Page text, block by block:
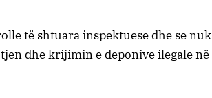
të shtuara inspektuese dhe se nuk
dhe krijimin e deponive ilegale në